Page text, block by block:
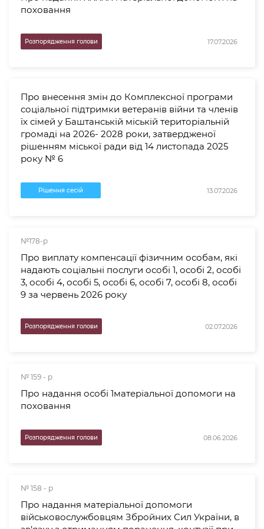
поховання
Розпорядження голови 17.07.2026
Про внесення змін до Комплексної програми
соціальної підтримки ветеранів війни та членів
їх сімей у Баштанській міській територіальній
громаді на 2026- 2028 роки, затвердженої
рішенням міської ради від 14 листопада 2025
року № 6
Рішення сесій 13.07.2026
№178-р
Про виплату компенсації фізичним особам, які
надають соціальні послуги особі 1, особі 2, особі
3, особі 4, особі 5, особі 6, особі 7, особі 8, особі
9 за червень 2026 року
Розпорядження голови 02.07.2026
№ 159 - р
Про надання особі 1матеріальної допомоги на
поховання
Розпорядження голови 08.06.2026
№ 158 - р
Про надання матеріальної допомоги
військовослужбовцям Збройних Сил України, в